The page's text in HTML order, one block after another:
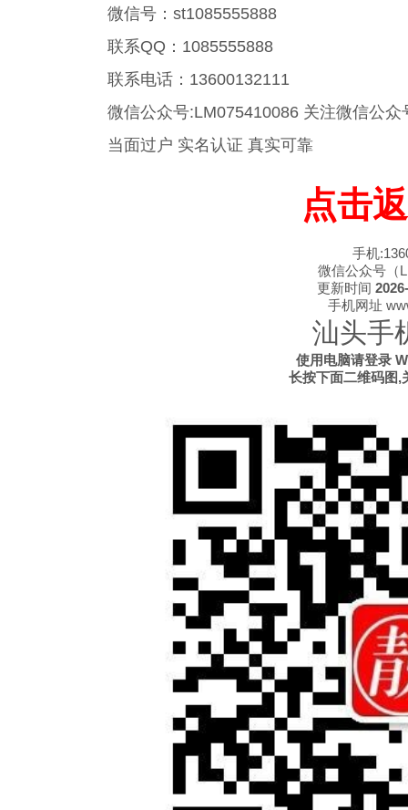
微信号：st1085555888
联系QQ：1085555888
联系电话：13600132111
微信公众号:LM075410086 关注微信公
当面过户 实名认证 真实可靠
点击
手机
微信公众号（
更新时间
手机网址
汕头手
使用电脑请登录
长按下面二维码图